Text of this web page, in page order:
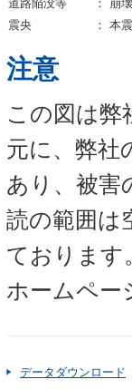
道路陥没等
：
崩
震央
： 本
注意
この図は弊
元に、弊社
あり、被害
読の範囲は
ております
ホームペー
データダウンロード